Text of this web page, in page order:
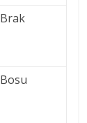
Brak
Bosu